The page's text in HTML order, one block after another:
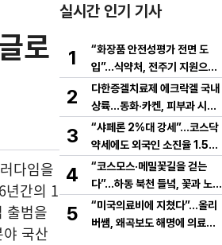
로
다임을
년간의 1
출범을
국산
실시간 인기 기사
1
“화장품 안전성평가 전면 도
입”…식약처, 전주기 지원으로
K뷰티 고도화
2
다한증겔치료제 에크락겔 국내
상륙…동화·카켄, 피부과 시장
공략
3
“샤페론 2%대 강세”…코스닥
약세에도 외국인 소진율 1.5
9% 기록
4
“코스모스·메밀꽃길을 걷는
다”…하동 북천 들녘, 꽃과 노래
로 물드는 가을의 하루
5
“미국의료비에 지쳤다”…올리
버쌤, 왜곡보도 해명에 의료시